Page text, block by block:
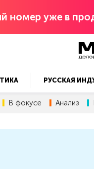
номер уже в
РУССКАЯ
В фокусе Анализ